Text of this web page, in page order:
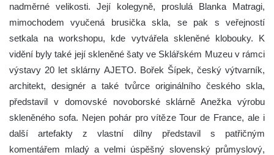
nadměrné velikosti. Její kolegyně, proslulá Blanka Matragi,
mimochodem vyučená brusička skla, se pak s veřejností
setkala na workshopu, kde vytvářela skleněné klobouky. K
vidění byly také její skleněné šaty ve Sklářském Muzeu v rámci
výstavy 20 let sklárny AJETO. Bořek Šípek, český výtvarník,
architekt, designér a také tvůrce originálního českého skla,
představil v domovské novoborské sklárně Anežka výrobu
skleněného sofa. Nejen pohár pro vítěze Tour de France, ale i
další artefakty z vlastní dílny představil s patřičným
komentářem mladý a velmi úspěšný slovenský průmyslový,